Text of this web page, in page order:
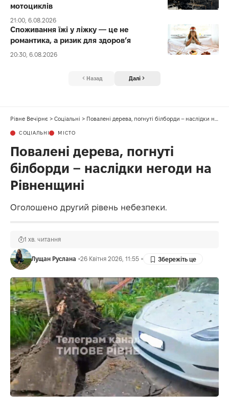
мотоциклів
21:00, 6.08.2026
Споживання їжі у ліжку — це не
романтика, а ризик для здоров’я
20:30, 6.08.2026
Назад Далі
Рівне Вечірнє > Соціальні > Повалені дерева, погнуті білборди – наслідки негоди на Рівненщині
СОЦІАЛЬНІ МІСТО
Повалені дерева, погнуті
білборди – наслідки негоди на
Рівненщині
Оголошено другий рівень небезпеки.
Лущан Руслана 26 Квітня 2026, 11:55
1 хв. читання